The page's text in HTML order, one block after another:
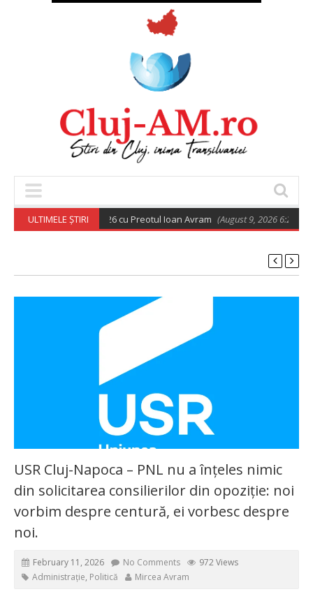
ULTIMELE ȘTIRI
din 9 august 2026 cu Preotul Ioan Avram (August 9, 2026 6:28 am)
USR Cluj-Napoca – PNL nu a înțeles nimic
din solicitarea consilierilor din opoziție: noi
vorbim despre centură, ei vorbesc despre
noi.
February 11, 2026 No Comments
972 Views
Administrație, Politică Mircea Avram